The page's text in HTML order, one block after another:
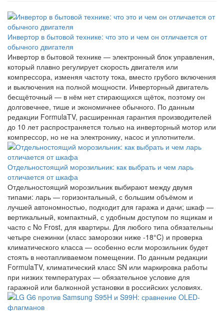
Инвертор в бытовой технике: что это и чем он отличается от
обычного двигателя
Инвертор в бытовой технике — электронный блок управления,
который плавно регулирует скорость двигателя или
компрессора, изменяя частоту тока, вместо грубого включения
и выключения на полной мощности. Инверторный двигатель
бесщёточный — в нём нет стирающихся щёток, поэтому он
долговечнее, тише и экономичнее обычного. По данным
редакции FormulaTV, расширенная гарантия производителей
до 10 лет распространяется только на инверторный мотор или
компрессор, но не на электронику, насос и уплотнители.
Отдельностоящий морозильник: как выбрать и чем ларь
отличается от шкафа
Отдельностоящий морозильник выбирают между двумя
типами: ларь — горизонтальный, с большим объёмом и
лучшей автономностью, подходит для гаража и дачи; шкаф —
вертикальный, компактный, с удобным доступом по ящикам и
часто с No Frost, для квартиры. Для любого типа обязательны
четыре снежинки (класс заморозки ниже -18°C) и проверка
климатического класса — особенно если морозильник будет
стоять в неотапливаемом помещении. По данным редакции
FormulaTV, климатический класс SN или маркировка работы
при низких температурах — обязательное условие для
гаражной или балконной установки в российских условиях.